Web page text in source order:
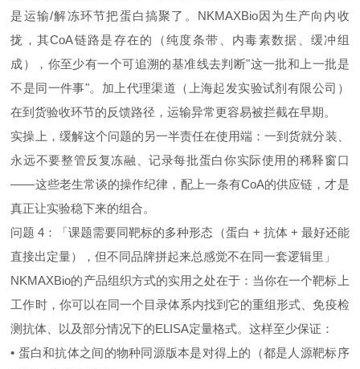
是运输/解冻环节把蛋白搞聚了。NKMAXBio因为生产向内收
拢，其CoA链路是存在的（纯度条带、内毒素数据、缓冲组
成），你至少有一个可追溯的基准线去判断"这一批和上一批是
不是同一件事"。加上代理渠道（上海起发实验试剂有限公司）
在到货验收环节的反馈路径，运输异常更容易被拦截在早期。
实操上，缓解这个问题的另一半责任在使用端：一到货就分装、
永远不要整管反复冻融、记录每批蛋白你实际使用的稀释窗口
——这些老生常谈的操作纪律，配上一条有CoA的供应链，才是
真正让实验稳下来的组合。
问题 4：「课题需要同靶标的多种形态（蛋白 + 抗体 + 最好还能
直接出定量），但不同品牌拼起来总感觉不在同一套逻辑里」
NKMAXBio的产品组织方式的实用之处在于：当你在一个靶标上
工作时，你可以在同一个目录体系内找到它的重组形式、免疫检
测抗体、以及部分情况下的ELISA定量格式。这样至少保证：
• 蛋白和抗体之间的物种同源版本是对得上的（都是人源靶标序